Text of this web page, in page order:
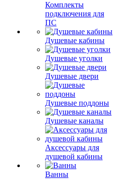
Комплекты
подключения для
ПС
Душевые кабины
Душевые уголки
Душевые двери
Душевые поддоны
Душевые каналы
Аксессуары для
душевой кабины
Ванны